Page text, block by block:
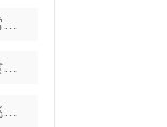
山东莱州滨海生态省级旅游度假区日常运维委
吉林中国银行股份有限公司大安支行食堂食品